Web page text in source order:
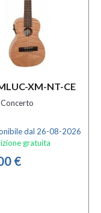
XM-NT-CE
dal 26-08-2026
gratuita
€